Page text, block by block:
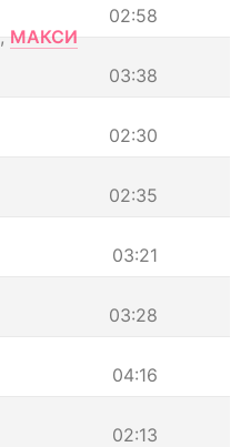
02:58
, МАКСИ
03:38
02:30
02:35
03:21
03:28
04:16
02:13